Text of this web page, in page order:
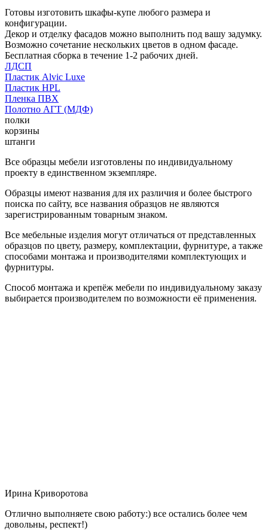
Готовы изготовить шкафы-купе любого размера и
конфигурации.
Декор и отделку фасадов можно выполнить под вашу задумку.
Возможно сочетание нескольких цветов в одном фасаде.
Бесплатная сборка в течение 1-2 рабочих дней.
ЛДСП
Пластик Alvic Luxe
Пластик HPL
Пленка ПВХ
Полотно АГТ (МДФ)
полки
корзины
штанги
Все образцы мебели изготовлены по индивидуальному
проекту в единственном экземпляре.
Образцы имеют названия для их различия и более быстрого
поиска по сайту, все названия образцов не являются
зарегистрированным товарным знаком.
Все мебельные изделия могут отличаться от представленных
образцов по цвету, размеру, комплектации, фурнитуре, а также
способами монтажа и производителями комплектующих и
фурнитуры.
Способ монтажа и крепёж мебели по индивидуальному заказу
выбирается производителем по возможности её применения.
Ирина Криворотова
Отлично выполняете свою работу:) все остались более чем
довольны, респект!)